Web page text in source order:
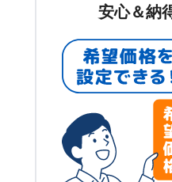
安心＆納